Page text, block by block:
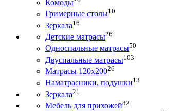
Комоды
Гримерные столы10
Зеркала16
Детские матрасы26
Односпальные матрасы50
Двуспальные матрасы103
Матрасы 120х20026
Наматрасники, подушки13
Зеркала21
Мебель для прихожей82